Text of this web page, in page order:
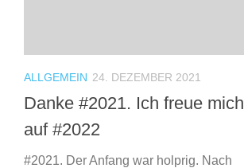
ALLGEMEIN 24. DEZEMBER 2021
Danke #2021. Ich freue mich
auf #2022
#2021. Der Anfang war holprig. Nach